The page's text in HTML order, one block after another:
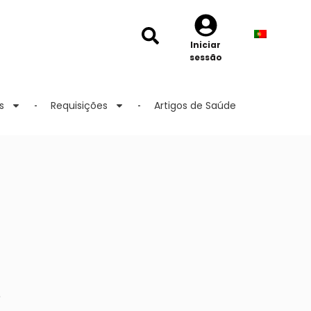
Iniciar
sessão
Requisições Artigos de Saúde